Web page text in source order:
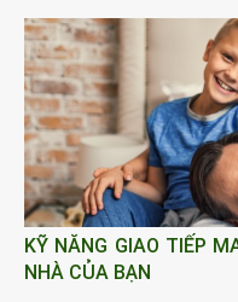
KỸ NĂNG GIAO TIẾP
NHÀ CỦA BẠN